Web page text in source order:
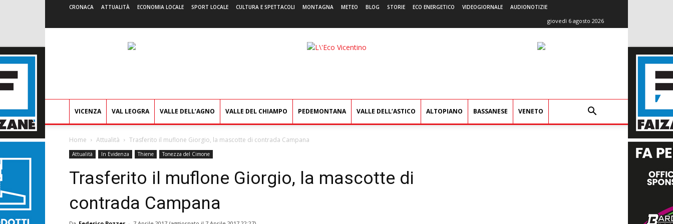
CRONACA ATTUALITÀ ECONOMIA LOCALE SPORT LOCALE CULTURA E SPETTACOLI MONTAGNA METEO BLOG STORIE ECO ENERGETICO VIDEOGIORNALE AUDIONOTIZIE
giovedì 6 agosto 2026
L'Eco
VICENZA VAL LEOGRA VALLE DELL’AGNO VALLE DEL CHIAMPO PEDEMONTANA VALLE DELL’ASTICO ALTOPIANO BASSANESE VENETO
Home Attualità Trasferito il muflone Giorgio, la mascotte di contrada Campana
Attualità In Evidenza Thiene Tonezza del Cimone
Trasferito il muflone Giorgio, la mascotte di
contrada Campana